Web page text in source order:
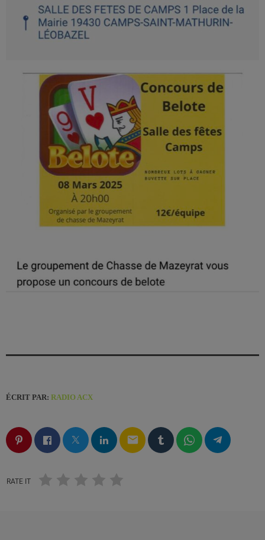
ÉCRIT PAR: RADIO ACX
email
RATE IT